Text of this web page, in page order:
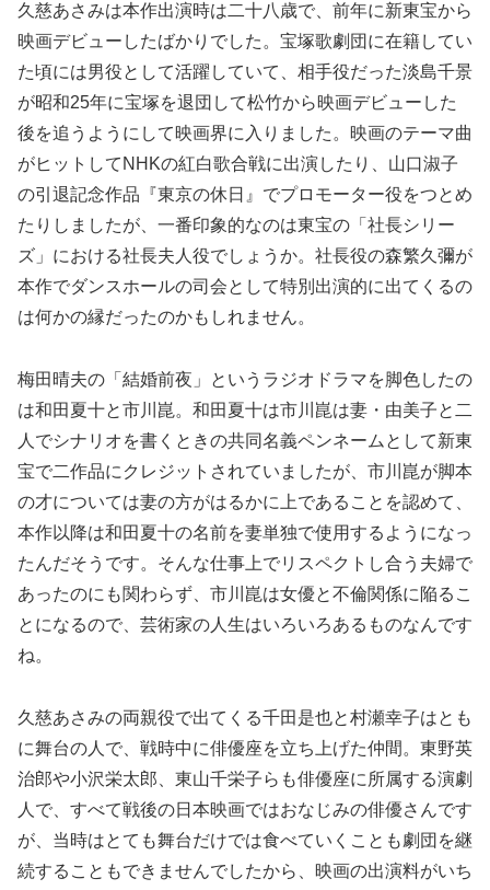
久慈あさみは本作出演時は二十八歳で、前年に新東宝から
映画デビューしたばかりでした。宝塚歌劇団に在籍してい
た頃には男役として活躍していて、相手役だった淡島千景
が昭和25年に宝塚を退団して松竹から映画デビューした
後を追うようにして映画界に入りました。映画のテーマ曲
がヒットしてNHKの紅白歌合戦に出演したり、山口淑子
の引退記念作品『東京の休日』でプロモーター役をつとめ
たりしましたが、一番印象的なのは東宝の「社長シリー
ズ」における社長夫人役でしょうか。社長役の森繁久彌が
本作でダンスホールの司会として特別出演的に出てくるの
は何かの縁だったのかもしれません。
梅田晴夫の「結婚前夜」というラジオドラマを脚色したの
は和田夏十と市川崑。和田夏十は市川崑は妻・由美子と二
人でシナリオを書くときの共同名義ペンネームとして新東
宝で二作品にクレジットされていましたが、市川崑が脚本
の才については妻の方がはるかに上であることを認めて、
本作以降は和田夏十の名前を妻単独で使用するようになっ
たんだそうです。そんな仕事上でリスペクトし合う夫婦で
あったのにも関わらず、市川崑は女優と不倫関係に陥るこ
とになるので、芸術家の人生はいろいろあるものなんです
ね。
久慈あさみの両親役で出てくる千田是也と村瀬幸子はとも
に舞台の人で、戦時中に俳優座を立ち上げた仲間。東野英
治郎や小沢栄太郎、東山千栄子らも俳優座に所属する演劇
人で、すべて戦後の日本映画ではおなじみの俳優さんです
が、当時はとても舞台だけでは食べていくことも劇団を継
続することもできませんでしたから、映画の出演料がいち